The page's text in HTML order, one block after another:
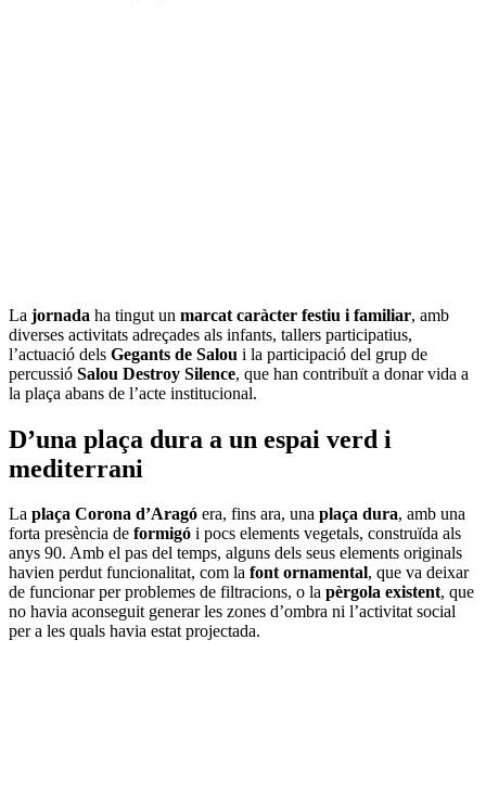
La jornada ha tingut un marcat caràcter festiu i familiar, amb
diverses activitats adreçades als infants, tallers participatius,
l’actuació dels Gegants de Salou i la participació del grup de
percussió Salou Destroy Silence, que han contribuït a donar vida a
la plaça abans de l’acte institucional.
D’una plaça dura a un espai verd i
mediterrani
La plaça Corona d’Aragó era, fins ara, una plaça dura, amb una
forta presència de formigó i pocs elements vegetals, construïda als
anys 90. Amb el pas del temps, alguns dels seus elements originals
havien perdut funcionalitat, com la font ornamental, que va deixar
de funcionar per problemes de filtracions, o la pèrgola existent, que
no havia aconseguit generar les zones d’ombra ni l’activitat social
per a les quals havia estat projectada.